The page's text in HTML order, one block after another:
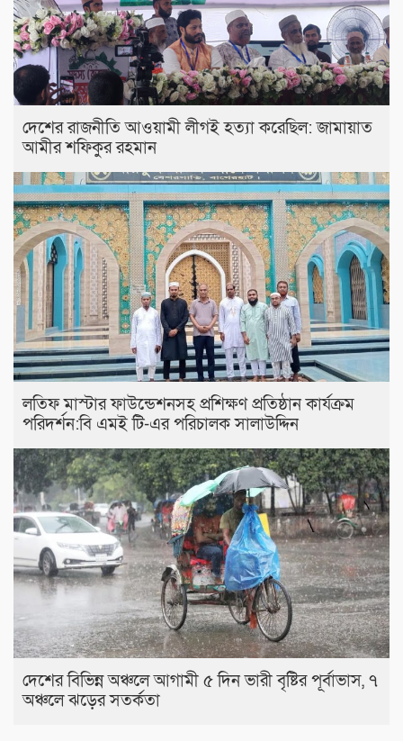
দেশের রাজনীতি আওয়ামী লীগই হত্যা করেছিল: জামায়াত
আমীর শফিকুর রহমান
লতিফ মাস্টার ফাউন্ডেশনসহ প্রশিক্ষণ প্রতিষ্ঠান কার্যক্রম
পরিদর্শন:বি এমই টি-এর পরিচালক সালাউদ্দিন
দেশের বিভিন্ন অঞ্চলে আগামী ৫ দিন ভারী বৃষ্টির পূর্বাভাস, ৭
অঞ্চলে ঝড়ের সতর্কতা